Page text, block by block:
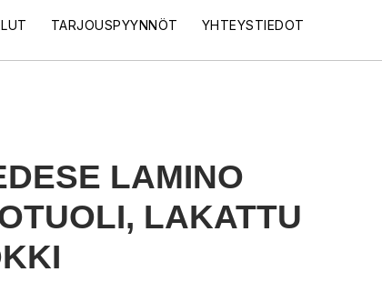
TARJOUSPYYNNÖT YHTEYSTIEDOT
LAMINO
LAKATTU